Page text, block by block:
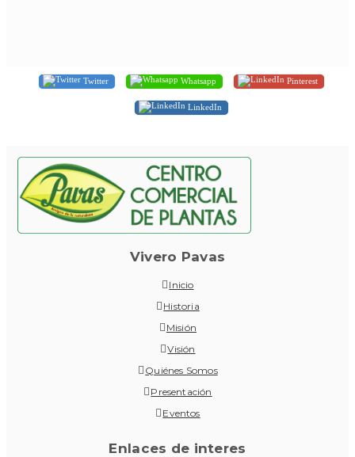
Twitter Whatsapp Pinterest
LinkedIn
Vivero Pavas
Inicio
Historia
Misión
Visión
Quiénes Somos
Presentación
Eventos
Enlaces de interes